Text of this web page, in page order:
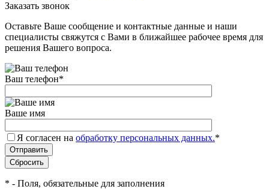
Заказать звонок
Оставьте Ваше сообщение и контактные данные и наши
специалисты свяжутся с Вами в ближайшее рабочее время для
решения Вашего вопроса.
Ваш телефон*
Ваше имя
Я согласен на обработку персональных данных.*
* - Поля, обязательные для заполнения